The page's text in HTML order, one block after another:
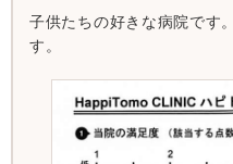
子供たちの好きな病院です
す。